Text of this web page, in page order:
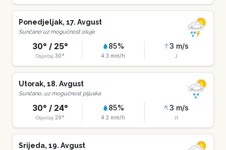
Ponedjeljak, 17. Avgust
Sunčano uz mogućnost oluje
30° / 25°
Osjećaj 30°
85%
4.3 mm/h
3 m/s
J
Utorak, 18. Avgust
Sunčano, uz mogućnost pljuska
30° / 24°
Osjećaj 29°
85%
4.2 mm/h
3 m/s
JI
Srijeda, 19. Avgust